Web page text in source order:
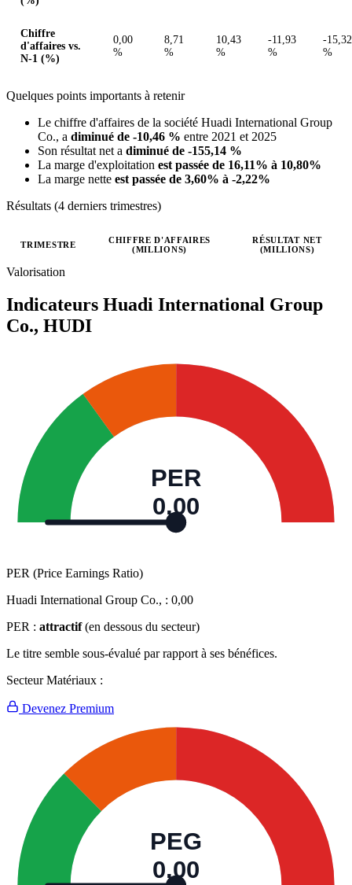
Chiffre
d'affaires vs.
N-1 (%)
0,00
%
8,71
%
10,43
%
-11,93
%
-15,32
%
Quelques points importants à retenir
Le chiffre d'affaires de la société Huadi International Group
Co., a diminué de -10,46 % entre 2021 et 2025
Son résultat net a diminué de -155,14 %
La marge d'exploitation est passée de 16,11% à 10,80%
La marge nette est passée de 3,60% à -2,22%
Résultats (4 derniers trimestres)
Valeurs trimestrielles en millions (dollar des États-Unis)
TRIMESTRE
CHIFFRE D'AFFAIRES
(MILLIONS)
RÉSULTAT NET
(MILLIONS)
Valorisation
Indicateurs Huadi International Group
Co., HUDI
PER
0,00
PER (Price Earnings Ratio)
Huadi International Group Co., : 0,00
PER : attractif (en dessous du secteur)
Le titre semble sous-évalué par rapport à ses bénéfices.
Secteur Matériaux :
Devenez Premium
PEG
0,00